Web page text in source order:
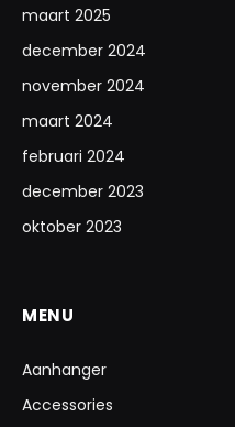
maart 2025
december 2024
november 2024
maart 2024
februari 2024
december 2023
oktober 2023
MENU
Aanhanger
Accessories